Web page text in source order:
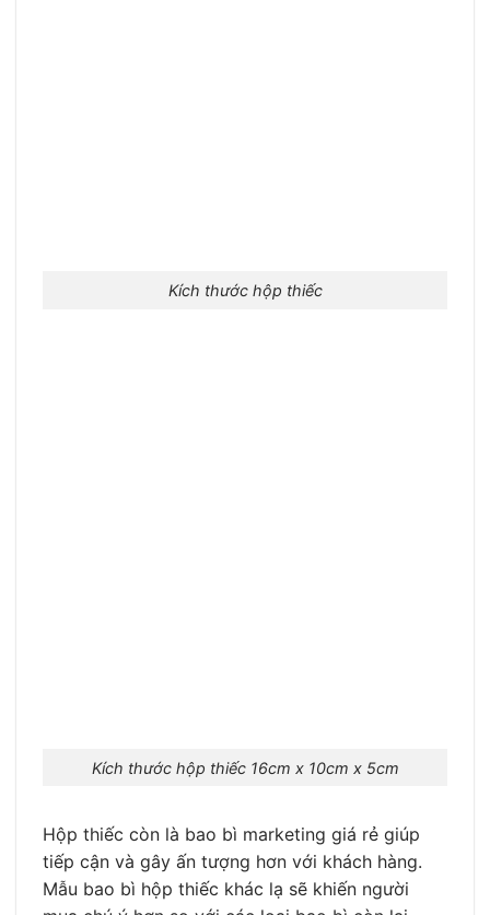
Kích thước hộp thiếc
Kích thước hộp thiếc 16cm x 10cm x 5cm
Hộp thiếc còn là bao bì marketing giá rẻ giúp
tiếp cận và gây ấn tượng hơn với khách hàng.
Mẫu bao bì hộp thiếc khác lạ sẽ khiến người